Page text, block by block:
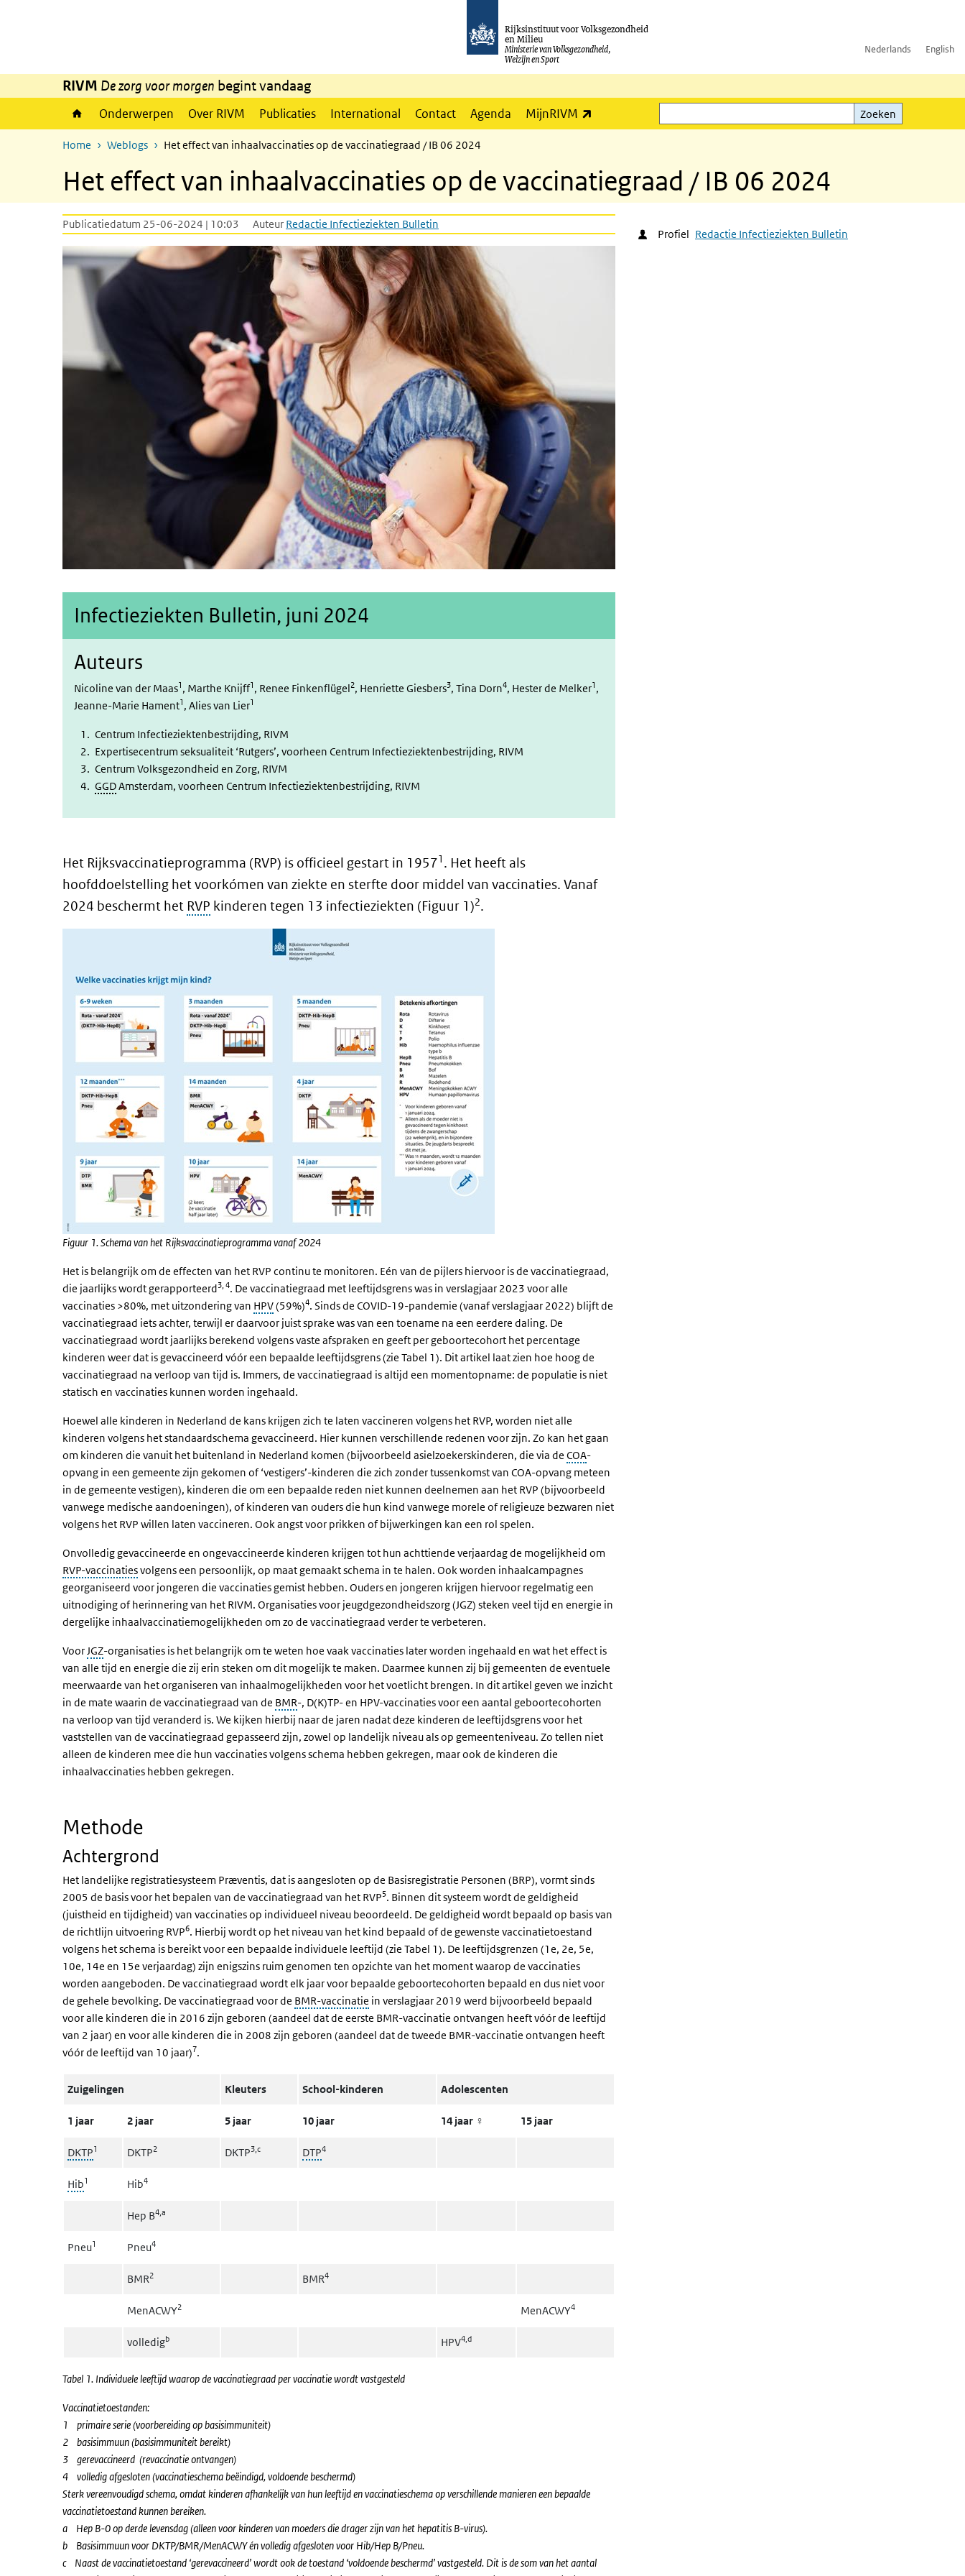
Rijksinstituut voor Volksgezondheid
en Milieu
Ministerie van Volksgezondheid,
Welzijn en Sport
Nederlands English
RIVM De zorg voor morgen begint vandaag
Onderwerpen Over RIVM Publicaties International Contact Agenda MijnRIVM
Zoeken
Zoeken
Home Weblogs Het effect van inhaalvaccinaties op de vaccinatiegraad / IB 06 2024
Het effect van inhaalvaccinaties op de vaccinatiegraad / IB 06 2024
Publicatiedatum 25-06-2024 | 10:03 Auteur Redactie Infectieziekten Bulletin
Infectieziekten Bulletin, juni 2024
Auteurs
Nicoline van der Maas1, Marthe Knijff1, Renee Finkenflügel2, Henriette Giesbers3, Tina Dorn4, Hester de Melker1,
Jeanne-Marie Hament1, Alies van Lier1
Centrum Infectieziektenbestrijding, RIVM
Expertisecentrum seksualiteit ‘Rutgers’, voorheen Centrum Infectieziektenbestrijding, RIVM
Centrum Volksgezondheid en Zorg, RIVM
GGDAmsterdam, voorheen Centrum Infectieziektenbestrijding, RIVM
Het Rijksvaccinatieprogramma (RVP) is officieel gestart in 19571 . Het heeft als
hoofddoelstelling het voorkómen van ziekte en sterfte door middel van vaccinaties. Vanaf
2024 beschermt het RVP kinderen tegen 13 infectieziekten (Figuur 1)2.
Figuur 1. Schema van het Rijksvaccinatieprogramma vanaf 2024
Het is belangrijk om de effecten van het RVP continu te monitoren. Eén van de pijlers hiervoor is de vaccinatiegraad,
die jaarlijks wordt gerapporteerd3, 4. De vaccinatiegraad met leeftijdsgrens was in verslagjaar 2023 voor alle
vaccinaties >80%, met uitzondering van HPV(59%)4. Sinds de COVID-19-pandemie (vanaf verslagjaar 2022) blijft de
vaccinatiegraad iets achter, terwijl er daarvoor juist sprake was van een toename na een eerdere daling. De
vaccinatiegraad wordt jaarlijks berekend volgens vaste afspraken en geeft per geboortecohort het percentage
kinderen weer dat is gevaccineerd vóór een bepaalde leeftijdsgrens (zie Tabel 1). Dit artikel laat zien hoe hoog de
vaccinatiegraad na verloop van tijd is. Immers, de vaccinatiegraad is altijd een momentopname: de populatie is niet
statisch en vaccinaties kunnen worden ingehaald.
Hoewel alle kinderen in Nederland de kans krijgen zich te laten vaccineren volgens het RVP, worden niet alle
kinderen volgens het standaardschema gevaccineerd. Hier kunnen verschillende redenen voor zijn. Zo kan het gaan
om kinderen die vanuit het buitenland in Nederland komen (bijvoorbeeld asielzoekerskinderen, die via de COA-
opvang in een gemeente zijn gekomen of ‘vestigers’-kinderen die zich zonder tussenkomst van COA-opvang meteen
in de gemeente vestigen), kinderen die om een bepaalde reden niet kunnen deelnemen aan het RVP (bijvoorbeeld
vanwege medische aandoeningen), of kinderen van ouders die hun kind vanwege morele of religieuze bezwaren niet
volgens het RVP willen laten vaccineren. Ook angst voor prikken of bijwerkingen kan een rol spelen.
Onvolledig gevaccineerde en ongevaccineerde kinderen krijgen tot hun achttiende verjaardag de mogelijkheid om
RVP-vaccinatiesvolgens een persoonlijk, op maat gemaakt schema in te halen. Ook worden inhaalcampagnes
georganiseerd voor jongeren die vaccinaties gemist hebben. Ouders en jongeren krijgen hiervoor regelmatig een
uitnodiging of herinnering van het RIVM. Organisaties voor jeugdgezondheidszorg (JGZ) steken veel tijd en energie in
dergelijke inhaalvaccinatiemogelijkheden om zo de vaccinatiegraad verder te verbeteren.
VoorJGZ-organisaties is het belangrijk om te weten hoe vaak vaccinaties later worden ingehaald en wat het effect is
van alle tijd en energie die zij erin steken om dit mogelijk te maken. Daarmee kunnen zij bij gemeenten de eventuele
meerwaarde van het organiseren van inhaalmogelijkheden voor het voetlicht brengen. In dit artikel geven we inzicht
in de mate waarin de vaccinatiegraad van de BMR-, D(K)TP- en HPV-vaccinaties voor een aantal geboortecohorten
na verloop van tijd veranderd is. We kijken hierbij naar de jaren nadat deze kinderen de leeftijdsgrens voor het
vaststellen van de vaccinatiegraad gepasseerd zijn, zowel op landelijk niveau als op gemeenteniveau. Zo tellen niet
alleen de kinderen mee die hun vaccinaties volgens schema hebben gekregen, maar ook de kinderen die
inhaalvaccinaties hebben gekregen.
Methode
Achtergrond
Het landelijke registratiesysteem Præventis, dat is aangesloten op de Basisregistratie Personen (BRP), vormt sinds
2005 de basis voor het bepalen van de vaccinatiegraad van het RVP5. Binnen dit systeem wordt de geldigheid
(juistheid en tijdigheid) van vaccinaties op individueel niveau beoordeeld. De geldigheid wordt bepaald op basis van
de richtlijn uitvoering RVP6. Hierbij wordt op het niveau van het kind bepaald of de gewenste vaccinatietoestand
volgens het schema is bereikt voor een bepaalde individuele leeftijd (zie Tabel 1). De leeftijdsgrenzen (1e, 2e, 5e,
10e, 14e en 15e verjaardag) zijn enigszins ruim genomen ten opzichte van het moment waarop de vaccinaties
worden aangeboden. De vaccinatiegraad wordt elk jaar voor bepaalde geboortecohorten bepaald en dus niet voor
de gehele bevolking. De vaccinatiegraad voor de BMR-vaccinatie in verslagjaar 2019 werd bijvoorbeeld bepaald
voor alle kinderen die in 2016 zijn geboren (aandeel dat de eerste BMR-vaccinatie ontvangen heeft vóór de leeftijd
van 2 jaar) en voor alle kinderen die in 2008 zijn geboren (aandeel dat de tweede BMR-vaccinatie ontvangen heeft
vóór de leeftijd van 10 jaar)7.
Zuigelingen Kleuters School-kinderen Adolescenten
1 jaar 2 jaar 5 jaar 10 jaar 14 jaar ♀ 15 jaar
DKTP1 DKTP2 DKTP3,c DTP4
Hib1 Hib4
Hep B4,a
Pneu1 Pneu4
BMR2 BMR4
MenACWY2 MenACWY4
volledigb HPV4,d
Tabel 1. Individuele leeftijd waarop de vaccinatiegraad per vaccinatie wordt vastgesteld
Vaccinatietoestanden:
1 primaire serie (voorbereiding op basisimmuniteit)
2 basisimmuun (basisimmuniteit bereikt)
3 gerevaccineerd (revaccinatie ontvangen)
4 volledig afgesloten (vaccinatieschema beëindigd, voldoende beschermd)
Sterk vereenvoudigd schema, omdat kinderen afhankelijk van hun leeftijd en vaccinatieschema op verschillende manieren een bepaalde
vaccinatietoestand kunnen bereiken.
a Hep B-0 op derde levensdag (alleen voor kinderen van moeders die drager zijn van het hepatitis B-virus).
b Basisimmuun voor DKTP/BMR/MenACWY én volledig afgesloten voor Hib/Hep B/Pneu.
c Naast de vaccinatietoestand ‘gerevaccineerd’ wordt ook de toestand ‘voldoende beschermd’ vastgesteld. Dit is de som van het aantal
Profiel Redactie Infectieziekten Bulletin